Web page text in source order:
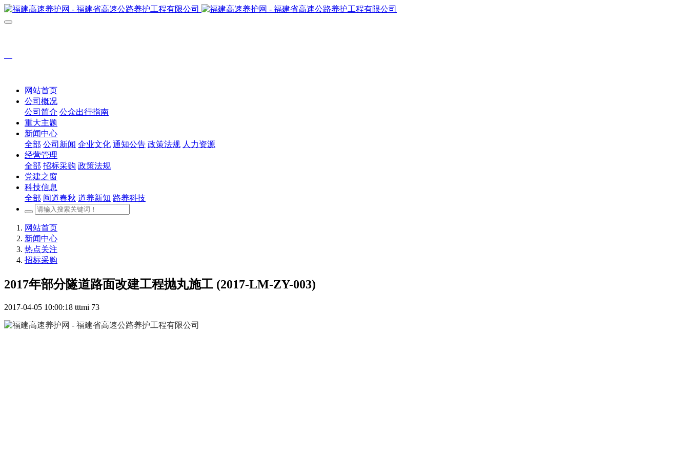
网站首页
公司概况
公司简介 公众出行指南
重大主题
新闻中心
全部 公司新闻 企业文化 通知公告 政策法规 人力资源
经营管理
全部 招标采购 政策法规
党建之窗
科技信息
全部 闽道春秋 道养新知 路养科技
网站首页
新闻中心
热点关注
招标采购
2017年部分隧道路面改建工程抛丸施工 (2017-LM-ZY-003)
2017-04-05 10:00:18 tttmi 73